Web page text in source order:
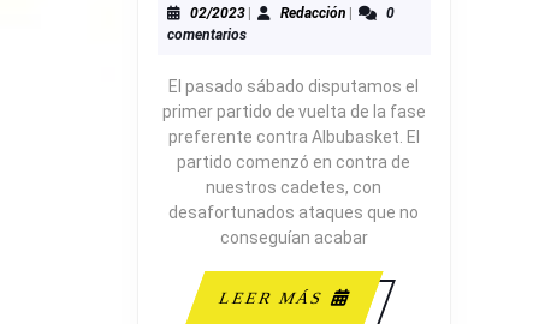
75
02/202302/2023
| Redacción Redacción
|
0
comentarios
El pasado sábado disputamos el
primer partido de vuelta de la fase
preferente contra Albubasket. El
partido comenzó en contra de
nuestros cadetes, con
desafortunados ataques que no
conseguían acabar
LEER MÁS
LEER